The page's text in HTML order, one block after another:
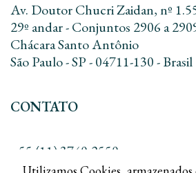
Av. Doutor Chucri Zaidan, nº
29º andar - Conjuntos 2906 a
Chácara Santo Antônio
São Paulo - SP - 04711-130 - Brasil
CONTATO
+55 (11) 3740-2550
+55 (11) 3168-8010